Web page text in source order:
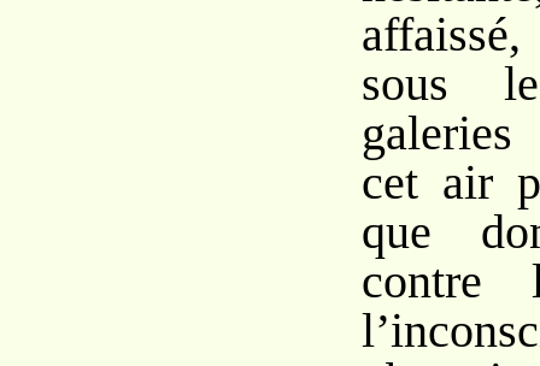
sous
cet air
que
contre